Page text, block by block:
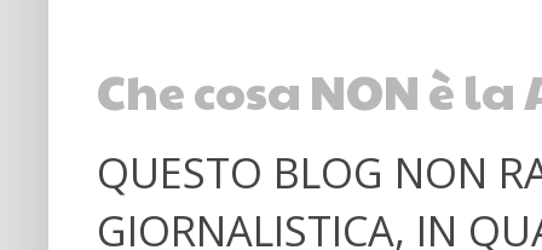
Che cosa NON è
QUESTO BLOG NON
GIORNALISTICA, IN